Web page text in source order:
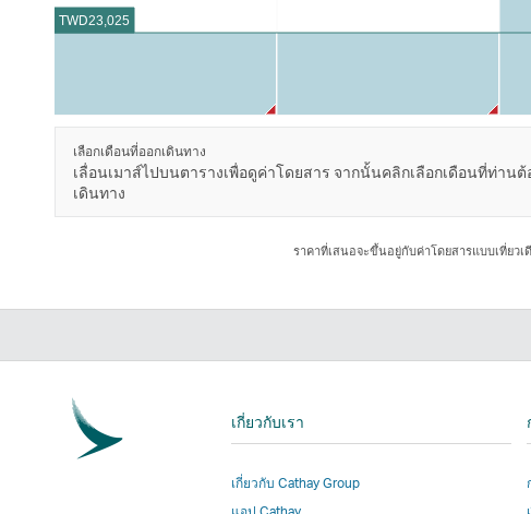
TWD23,025
เลือกเดือนที่ออกเดินทาง
เลื่อนเมาส์ไปบนตารางเพื่อดูค่าโดยสาร จากนั้นคลิกเลือกเดือนที่ท่านต้
เดินทาง
ราคาที่เสนอจะขึ้นอยู่กับค่าโดยสารแบบเที่ยว
เกี่ยวกับเรา
เกี่ยวกับ Cathay Group